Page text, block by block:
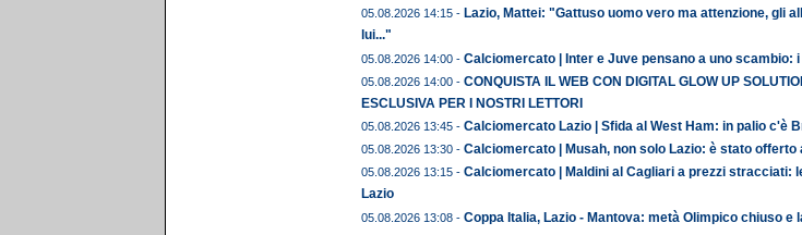
05.08.2026 14:15 - Lazio, Mattei: "Gattuso uomo vero ma attenzione, gli
lui..."
05.08.2026 14:00 - Calciomercato | Inter e Juve pensano a uno scambio:
05.08.2026 14:00 - CONQUISTA IL WEB CON DIGITAL GLOW UP
ESCLUSIVA PER I NOSTRI LETTORI
05.08.2026 13:45 - Calciomercato Lazio | Sfida al West Ham: in palio c'è
05.08.2026 13:30 - Calciomercato | Musah, non solo Lazio: è stato offerto
05.08.2026 13:15 - Calciomercato | Maldini al Cagliari a prezzi stracciati:
Lazio
05.08.2026 13:08 - Coppa Italia, Lazio - Mantova: metà Olimpico chiuso e